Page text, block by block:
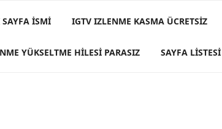
SAYFA İSMI IGTV IZLENME KASMA ÜCRETSIZ
YÜKSELTME HILESI PARASIZ SAYFA LISTESI